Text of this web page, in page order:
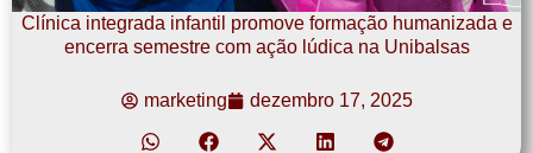
Clínica integrada infantil promove formação humanizada e
encerra semestre com ação lúdica na Unibalsas
marketing dezembro 17, 2025